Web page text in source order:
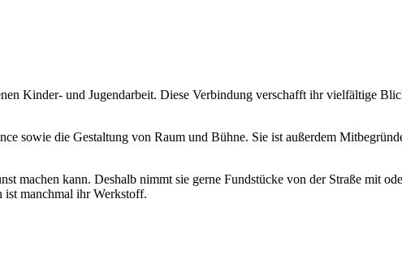
Kinder- und Jugendarbeit. Diese Verbindung verschafft ihr vielfältige
sowie die Gestaltung von Raum und Bühne. Sie ist außerdem
machen kann. Deshalb nimmt sie gerne Fundstücke von der Straße mit
ist manchmal ihr Werkstoff.